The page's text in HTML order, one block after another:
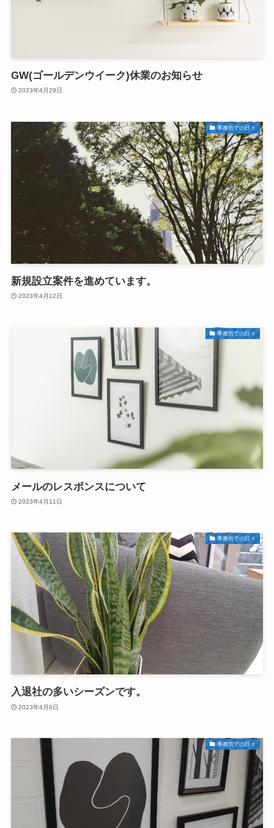
GW(ゴールデンウイーク)休業のお知らせ
2023年4月29日
事務所での日々
新規設立案件を進めています。
2023年4月12日
事務所での日々
メールのレスポンスについて
2023年4月11日
事務所での日々
入退社の多いシーズンです。
2023年4月6日
事務所での日々